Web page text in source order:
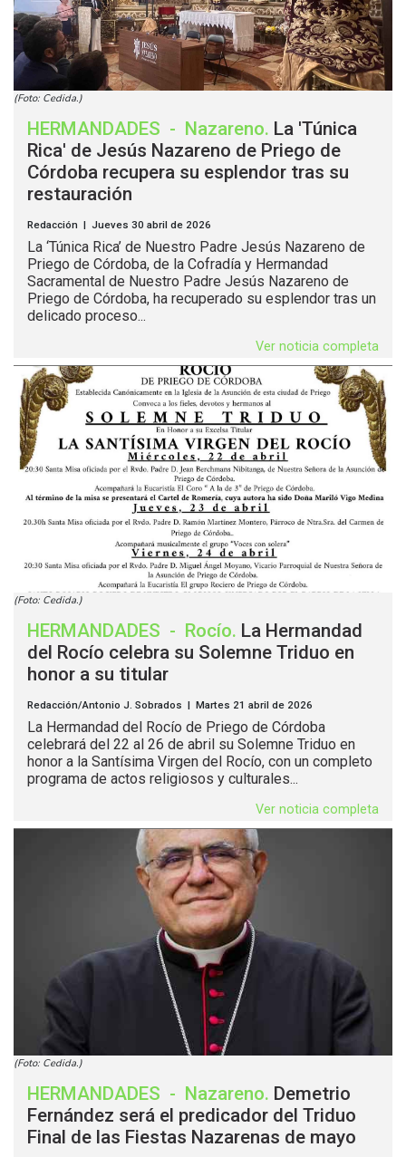
(Foto: Cedida.)
HERMANDADES - Nazareno. La 'Túnica
Rica' de Jesús Nazareno de Priego de
Córdoba recupera su esplendor tras su
restauración
Redacción | Jueves 30 abril de 2026
La ‘Túnica Rica’ de Nuestro Padre Jesús Nazareno de
Priego de Córdoba, de la Cofradía y Hermandad
Sacramental de Nuestro Padre Jesús Nazareno de
Priego de Córdoba, ha recuperado su esplendor tras un
delicado proceso...
Ver noticia completa
(Foto: Cedida.)
HERMANDADES - Rocío. La Hermandad
del Rocío celebra su Solemne Triduo en
honor a su titular
Redacción/Antonio J. Sobrados | Martes 21 abril de 2026
La Hermandad del Rocío de Priego de Córdoba
celebrará del 22 al 26 de abril su Solemne Triduo en
honor a la Santísima Virgen del Rocío, con un completo
programa de actos religiosos y culturales...
Ver noticia completa
(Foto: Cedida.)
HERMANDADES - Nazareno. Demetrio
Fernández será el predicador del Triduo
Final de las Fiestas Nazarenas de mayo